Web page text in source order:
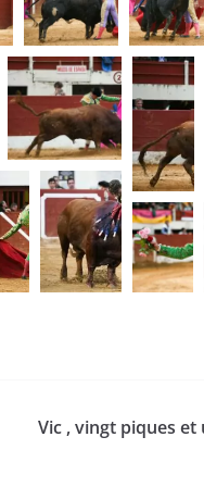
Vic , vingt piques et